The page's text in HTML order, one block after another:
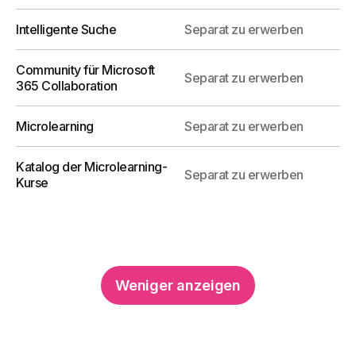
Job Posting
Der Bereich für die HR-Abteilung, um offene
zu fördern.
einem Kalender für besondere
Veranstaltungen.
Intelligente Suche Separat zu erwerben
Community für Microsoft
365 Collaboration
Separat zu erwerben
Microlearning Separat zu erwerben
Katalog der Microlearning-
Kurse
Separat zu erwerben
Weniger anzeigen